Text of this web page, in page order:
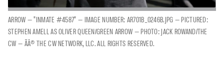
ARROW — "INMATE #4587" — IMAGE NUMBER: AR701B_0246B.JPG — PICTURED:
STEPHEN AMELL AS OLIVER QUEEN/GREEN ARROW — PHOTO: JACK ROWAND/THE
CW — ÃÂ© THE CW NETWORK, LLC. ALL RIGHTS RESERVED.